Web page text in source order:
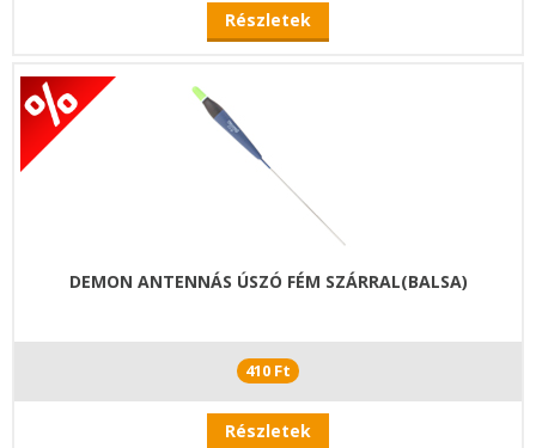
Részletek
DEMON ANTENNÁS ÚSZÓ FÉM SZÁRRAL(BALSA)
410 Ft
Részletek